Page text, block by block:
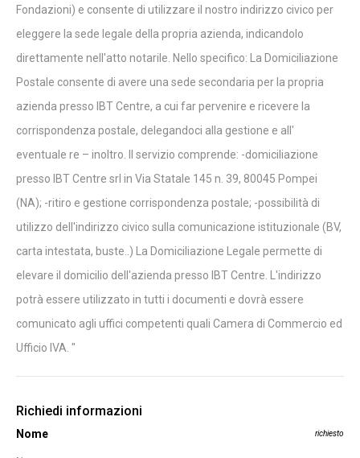
Fondazioni) e consente di utilizzare il nostro indirizzo civico per
eleggere la sede legale della propria azienda, indicandolo
direttamente nell'atto notarile. Nello specifico: La Domiciliazione
Postale consente di avere una sede secondaria per la propria
azienda presso IBT Centre, a cui far pervenire e ricevere la
corrispondenza postale, delegandoci alla gestione e all'
eventuale re – inoltro. Il servizio comprende: -domiciliazione
presso IBT Centre srl in Via Statale 145 n. 39, 80045 Pompei
(NA); -ritiro e gestione corrispondenza postale; -possibilità di
utilizzo dell'indirizzo civico sulla comunicazione istituzionale (BV,
carta intestata, buste..) La Domiciliazione Legale permette di
elevare il domicilio dell'azienda presso IBT Centre. L'indirizzo
potrà essere utilizzato in tutti i documenti e dovrà essere
comunicato agli uffici competenti quali Camera di Commercio ed
Ufficio IVA. "
Richiedi informazioni
Nome richiesto